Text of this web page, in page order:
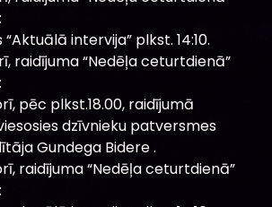
intervija” plkst. 14:10.
raidījuma “Nedēļa ceturtdienā”
pēc plkst.18.00, raidījumā
dzīvnieku patversmes
Gundega Bidere .
raidījuma “Nedēļa ceturtdienā”